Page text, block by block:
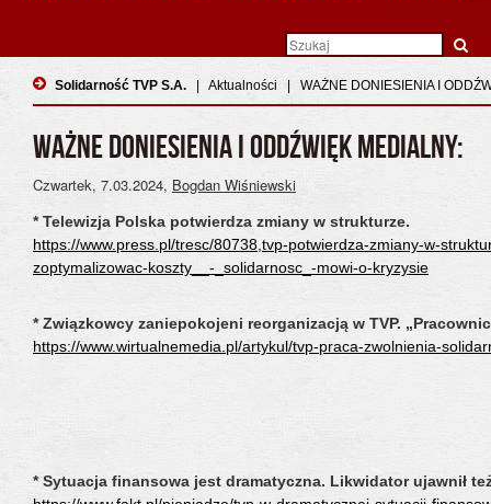
Solidarność TVP S.A. Aktualności WAŻNE DONIESIENIA I
WAŻNE DONIESIENIA I ODDŹWIĘK MEDIALNY:
Czwartek, 7.03.2024, Bogdan Wiśniewski
* Telewizja Polska potwierdza zmiany w strukturze.
https://www.press.pl/tresc/80738,tvp-potwierdza-zmiany-w-
zoptymalizowac-koszty__-_solidarnosc_-mowi-o-kryzysie
* Związkowcy zaniepokojeni reorganizacją w TVP.
https://www.wirtualnemedia.pl/artykul/tvp-praca-zwolnienia-
* Sytuacja finansowa jest dramatyczna. Likwidator ujawnił